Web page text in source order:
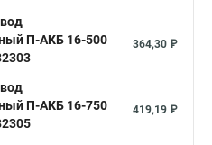
П-АКБ 16-500
364,30 ₽
П-АКБ 16-750
419,19 ₽